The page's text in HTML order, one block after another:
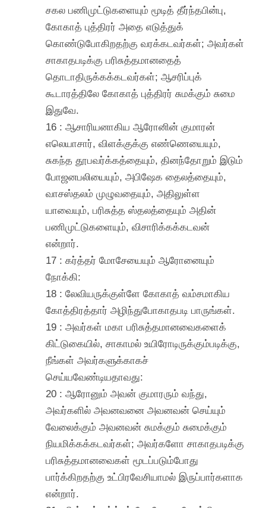
சகல பணிமுட்டுகளையும் மூடித் தீர்ந்தபின்பு,
கோகாத் புத்திரர் அதை எடுத்துக்
கொண்டுபோகிறதற்கு வரக்கடவர்கள்; அவர்கள்
சாகாதபடிக்கு பரிசுத்தமானதைத்
தொடாதிருக்கக்கடவர்கள்; ஆசரிப்புக்
கூடாரத்திலே கோகாத் புத்திரர் சுமக்கும் சுமை
இதுவே.
16 : ஆசாரியனாகிய ஆரோனின் குமாரன்
எலெயாசார், விளக்குக்கு எண்ணெயையும்,
சுகந்த தூபவர்க்கத்தையும், தினந்தோறும் இடும்
போஜனபலியையும், அபிஷேக தைலத்தையும்,
வாசஸ்தலம் முழுவதையும், அதிலுள்ள
யாவையும், பரிசுத்த ஸ்தலத்தையும் அதின்
பணிமுட்டுகளையும், விசாரிக்கக்கடவன்
என்றார்.
17 : கர்த்தர் மோசேயையும் ஆரோனையும்
நோக்கி:
18 : லேவியருக்குள்ளே கோகாத் வம்சமாகிய
கோத்திரத்தார் அழிந்துபோகாதபடி பாருங்கள்.
19 : அவர்கள் மகா பரிசுத்தமானவைகளைக்
கிட்டுகையில், சாகாமல் உயிரோடிருக்கும்படிக்கு,
நீங்கள் அவர்களுக்காகச்
செய்யவேண்டியதாவது:
20 : ஆரோனும் அவன் குமாரரும் வந்து,
அவர்களில் அவனவனை அவனவன் செய்யும்
வேலைக்கும் அவனவன் சுமக்கும் சுமைக்கும்
நியமிக்கக்கடவர்கள்; அவர்களோ சாகாதபடிக்கு
பரிசுத்தமானவைகள் மூடப்படும்போது
பார்க்கிறதற்கு உட்பிரவேசியாமல் இருப்பார்களாக
என்றார்.